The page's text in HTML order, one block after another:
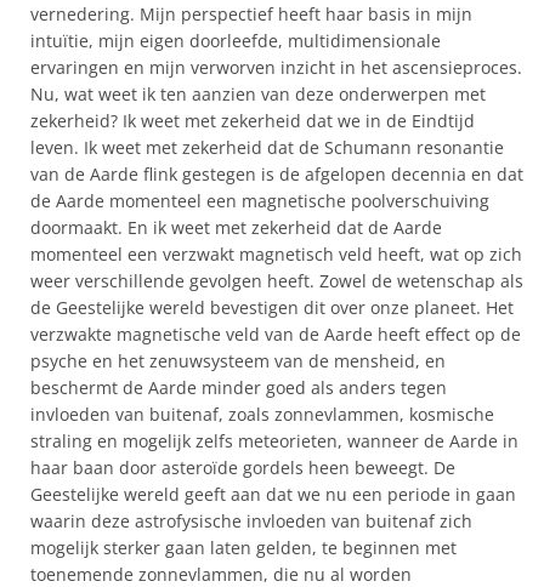
vernedering. Mijn perspectief heeft haar basis in mijn
intuïtie, mijn eigen doorleefde, multidimensionale
ervaringen en mijn verworven inzicht in het ascensieproces.
Nu, wat weet ik ten aanzien van deze onderwerpen met
zekerheid? Ik weet met zekerheid dat we in de Eindtijd
leven. Ik weet met zekerheid dat de Schumann resonantie
van de Aarde flink gestegen is de afgelopen decennia en dat
de Aarde momenteel een magnetische poolverschuiving
doormaakt. En ik weet met zekerheid dat de Aarde
momenteel een verzwakt magnetisch veld heeft, wat op zich
weer verschillende gevolgen heeft. Zowel de wetenschap als
de Geestelijke wereld bevestigen dit over onze planeet. Het
verzwakte magnetische veld van de Aarde heeft effect op de
psyche en het zenuwsysteem van de mensheid, en
beschermt de Aarde minder goed als anders tegen
invloeden van buitenaf, zoals zonnevlammen, kosmische
straling en mogelijk zelfs meteorieten, wanneer de Aarde in
haar baan door asteroïde gordels heen beweegt. De
Geestelijke wereld geeft aan dat we nu een periode in gaan
waarin deze astrofysische invloeden van buitenaf zich
mogelijk sterker gaan laten gelden, te beginnen met
toenemende zonnevlammen, die nu al worden